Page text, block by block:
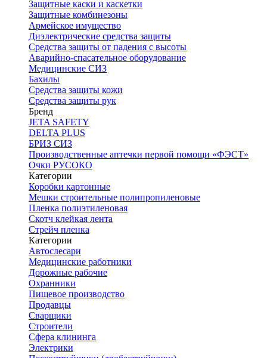
Защитные каски и каскетки
Защитные комбинезоны
Армейское имущество
Диэлектрические средства защиты
Средства защиты от падения с высоты
Аварийно-спасательное оборудование
Медицинские СИЗ
Бахилы
Средства защиты кожи
Средства защиты рук
Бренд
JETA SAFETY
DELTA PLUS
БРИЗ СИЗ
Производственные аптечки первой помощи «ФЭСТ»
Очки РУСОКО
Категории
Коробки картонные
Мешки строительные полипропиленовые
Пленка полиэтиленовая
Скотч клейкая лента
Стрейч пленка
Категории
Автослесари
Медицинские работники
Дорожные рабочие
Охранники
Пищевое производство
Продавцы
Сварщики
Строители
Сфера клининга
Электрики